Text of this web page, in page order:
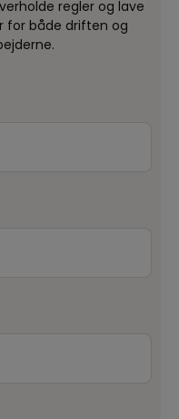
regler og lave
for både driften og